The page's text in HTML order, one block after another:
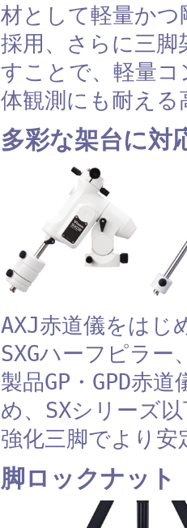
材として軽量か
採用、さらに三脚
すことで、軽量
体観測にも耐え
多彩な架台に対
AXJ赤道儀をはじ
SXGハーフピラ
製品GP・GPD赤
め、SXシリーズ
強化三脚でより安
脚ロックナット